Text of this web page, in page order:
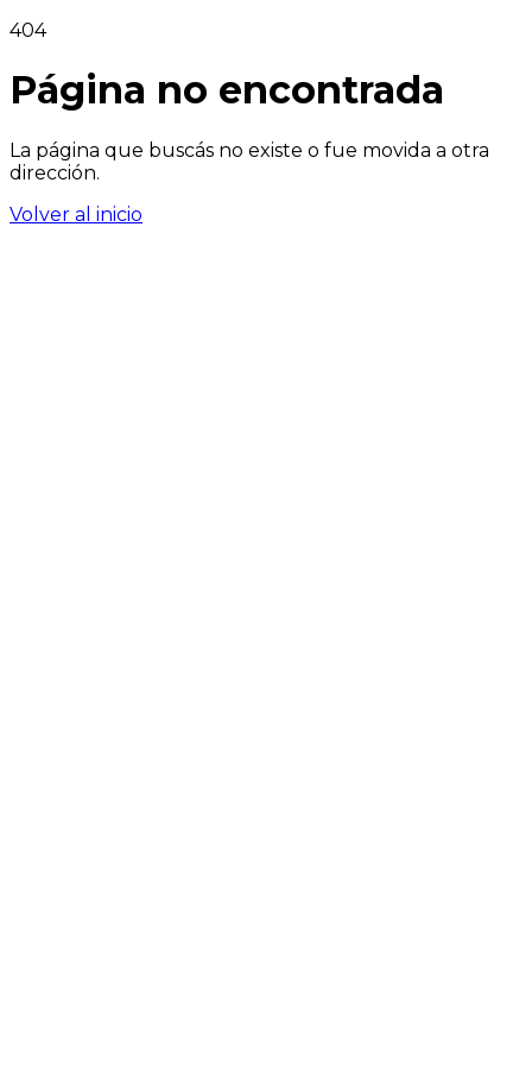
404
Página no encontrada
La página que buscás no existe o fue movida a otra
dirección.
Volver al inicio